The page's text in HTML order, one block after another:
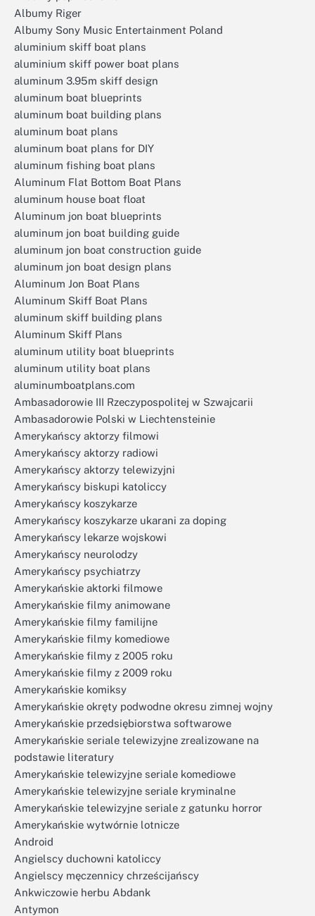
Albumy Riger
Albumy Sony Music Entertainment Poland
aluminium skiff boat plans
aluminium skiff power boat plans
aluminum 3.95m skiff design
aluminum boat blueprints
aluminum boat building plans
aluminum boat plans
aluminum boat plans for DIY
aluminum fishing boat plans
Aluminum Flat Bottom Boat Plans
aluminum house boat float
Aluminum jon boat blueprints
aluminum jon boat building guide
aluminum jon boat construction guide
aluminum jon boat design plans
Aluminum Jon Boat Plans
Aluminum Skiff Boat Plans
aluminum skiff building plans
Aluminum Skiff Plans
aluminum utility boat blueprints
aluminum utility boat plans
aluminumboatplans.com
Ambasadorowie III Rzeczypospolitej w Szwajcarii
Ambasadorowie Polski w Liechtensteinie
Amerykańscy aktorzy filmowi
Amerykańscy aktorzy radiowi
Amerykańscy aktorzy telewizyjni
Amerykańscy biskupi katoliccy
Amerykańscy koszykarze
Amerykańscy koszykarze ukarani za doping
Amerykańscy lekarze wojskowi
Amerykańscy neurolodzy
Amerykańscy psychiatrzy
Amerykańskie aktorki filmowe
Amerykańskie filmy animowane
Amerykańskie filmy familijne
Amerykańskie filmy komediowe
Amerykańskie filmy z 2005 roku
Amerykańskie filmy z 2009 roku
Amerykańskie komiksy
Amerykańskie okręty podwodne okresu zimnej wojny
Amerykańskie przedsiębiorstwa softwarowe
Amerykańskie seriale telewizyjne zrealizowane na
podstawie literatury
Amerykańskie telewizyjne seriale komediowe
Amerykańskie telewizyjne seriale kryminalne
Amerykańskie telewizyjne seriale z gatunku horror
Amerykańskie wytwórnie lotnicze
Android
Angielscy duchowni katoliccy
Angielscy męczennicy chrześcijańscy
Ankwiczowie herbu Abdank
Antymon